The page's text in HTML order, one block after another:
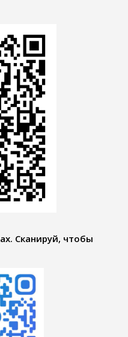
Сканируй, чтобы